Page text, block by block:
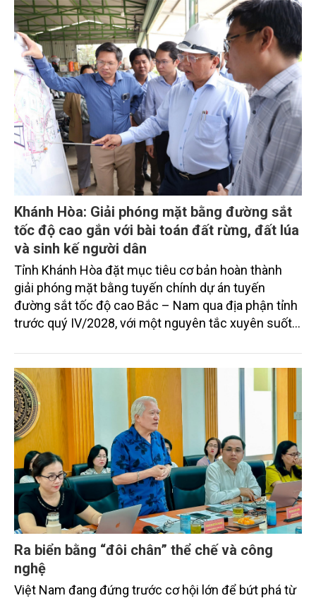
với tiến độ khác nhau.
Khánh Hòa: Giải phóng mặt bằng đường sắt
tốc độ cao gắn với bài toán đất rừng, đất lúa
và sinh kế người dân
Tỉnh Khánh Hòa đặt mục tiêu cơ bản hoàn thành
giải phóng mặt bằng tuyến chính dự án tuyến
đường sắt tốc độ cao Bắc – Nam qua địa phận tỉnh
trước quý IV/2028, với một nguyên tắc xuyên suốt:
Ra biển bằng “đôi chân” thể chế và công
nghệ
Việt Nam đang đứng trước cơ hội lớn để bứt phá từ